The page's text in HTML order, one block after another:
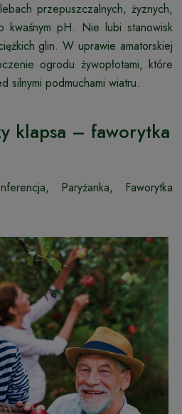
przepuszczalnych, żyznych,
kwaśnym pH. Nie lubi stanowisk
glin. W uprawie amatorskiej
ogrodu żywopłotami, które
silnymi podmuchami wiatru.
klapsa – faworytka
Paryżanka, Faworytka